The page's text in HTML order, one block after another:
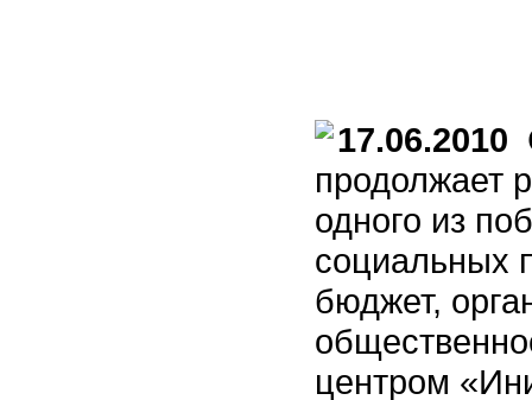
17.06.2010
продолжает
одного из
социальных
бюджет,
центром